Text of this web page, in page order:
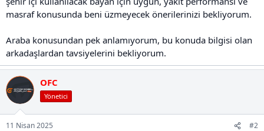
masraf konusunda beni üzmeyecek önerilerinizi bekliyorum.
Araba konusundan pek anlamıyorum, bu konuda bilgisi olan
arkadaşlardan tavsiyelerini bekliyorum.
OFC
Yönetici
11 Nisan 2025 #2